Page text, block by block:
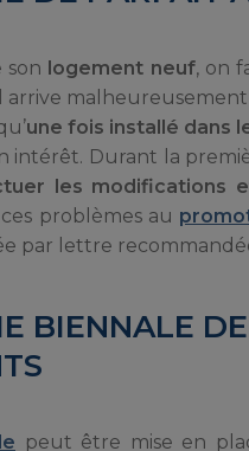
son logement neuf, on
arrive
une fois installé dans
intérêt. Durant la
les modifications
problèmes au
par lettre
BIENNALE
peut être mise en